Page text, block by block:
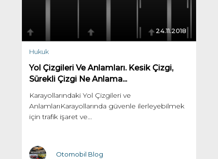
24.11.2018
Hukuk
Yol Çizgileri Ve Anlamları. Kesik Çizgi,
Sürekli Çizgi Ne Anlama...
Karayollarındaki Yol Çizgileri ve
AnlamlarıKarayollarında güvenle ilerleyebilmek
için trafik işaret ve...
Otomobil Blog